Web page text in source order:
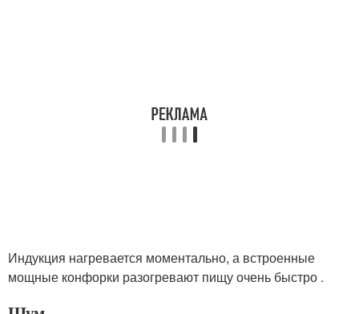
Индукция нагревается моментально, а встроенные
мощные конфорки разогревают пищу очень быстро .